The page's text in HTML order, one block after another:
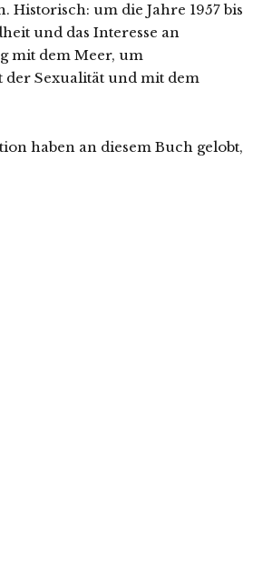
Historisch: um die Jahre 1957 bis
und das Interesse an
mit dem Meer, um
Sexualität und mit dem
haben an diesem Buch gelobt,